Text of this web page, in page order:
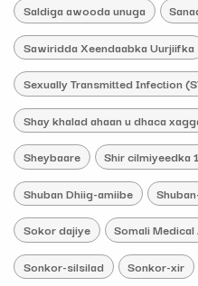
Saldiga awooda unuga
Sawiridda Xeendaabka Uurjiifka
Sexually Transmitted Infection
Shay khalad ahaan u dhaca
Sheybaare Shir cilmiyeedka
Shuban Dhiig-amiibe
Sokor dajiye Somali
Sonkor-silsilad Sonkor-xir